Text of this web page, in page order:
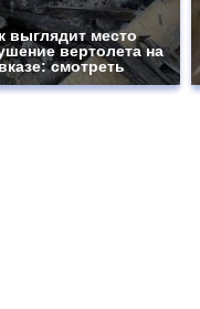
выглядит место
вертолета на
смотреть